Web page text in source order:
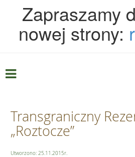
Zapraszamy
nowej strony:
Transgraniczny
„Roztocze”
Utworzono: 25.11.2015r.